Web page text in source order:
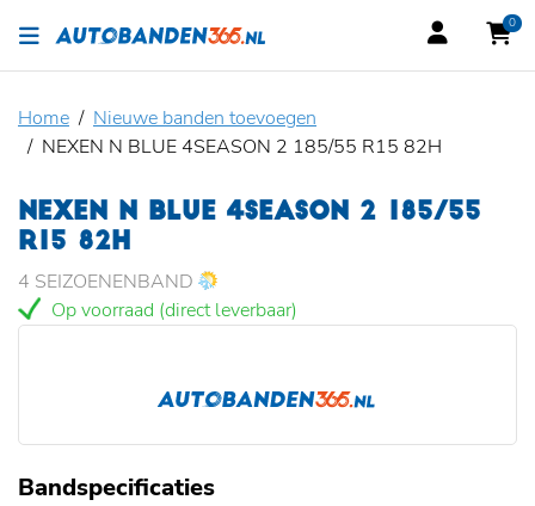
0
Home
Nieuwe banden toevoegen
NEXEN N BLUE 4SEASON 2 185/55 R15 82H
NEXEN N BLUE 4SEASON 2 185/55
R15 82H
4 SEIZOENENBAND
Op voorraad (direct leverbaar)
Bandspecificaties